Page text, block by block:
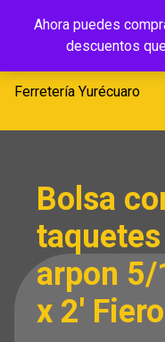
Ahora puedes
descuentos
Ferretería
Yurécuaro
Ferretería Yurécuaro
Bolsa
taquetes
arpon 5/
x 2′ Fiero